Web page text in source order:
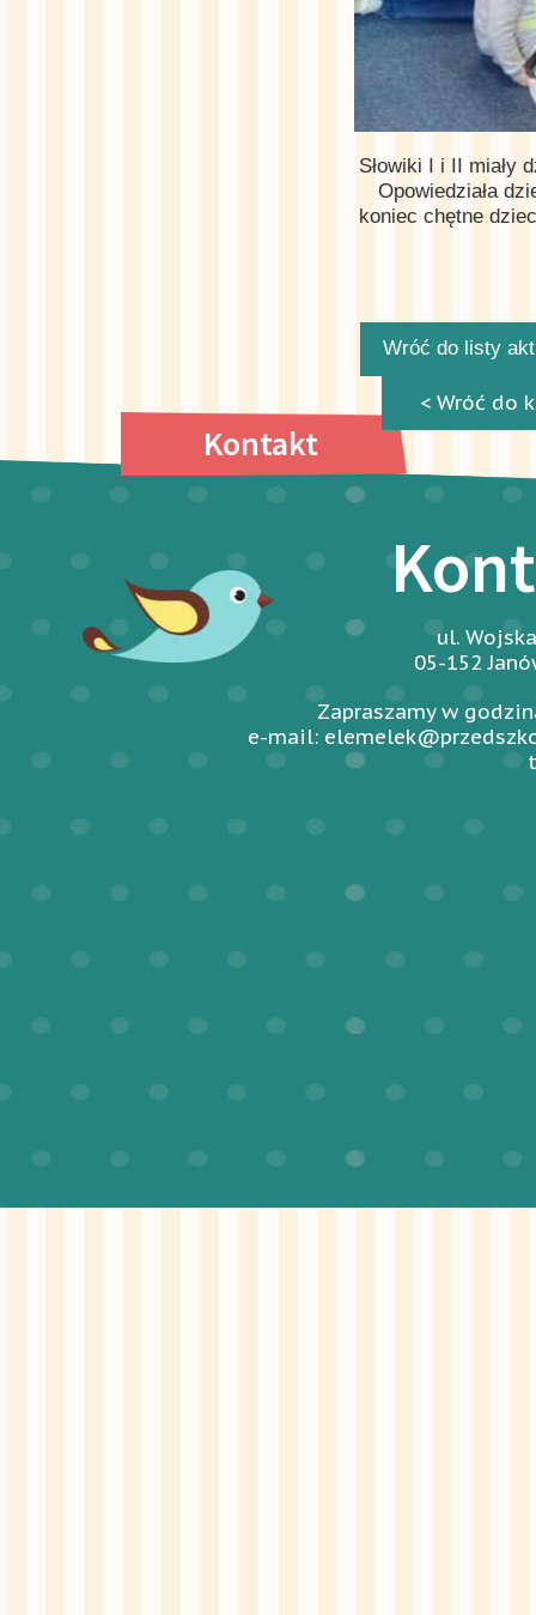
< Wróć do
Kontakt
ul.
05-152
Zapraszamy w
e-mail:
Słowiki I i II miały
Opowiedziała
koniec chętne
Wróć do listy